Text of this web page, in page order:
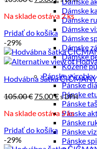
Dámske
Dámske
Dámske
Dámske
Dámske
Dámske
Kožené
Pánske výrobky
Pánske
Pánske
Pánske
Pánske
Pánske
Pánske
Pánske
bola:
105.00 €.
cena
je:
75.00 €.
Na sklade ostáva 2 ks
Pridať do košíka
-29%
Hodvábna šatka
105.00€Pôvodná
bola:
105.00 €.
75.00€Aktuálna
cena
je:
75.00 €.
s DPH
Na sklade ostáva 5 ks
Pridať do košíka
-29%